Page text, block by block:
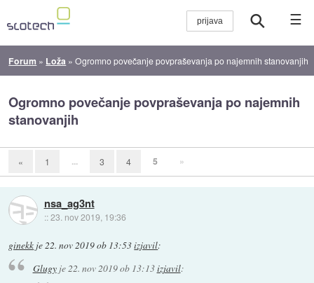
☰
Forum » Loža »Ogromno povečanje povpraševanja po najemnih stanovanjih
Ogromno povečanje povpraševanja po najemnih
stanovanjih
« 1 ... 3 4 5 »
nsa_ag3nt
::23. nov 2019, 19:36
ginekk je22. nov 2019 ob 13:53izjavil:
Glugyje22. nov 2019 ob 13:13izjavil: